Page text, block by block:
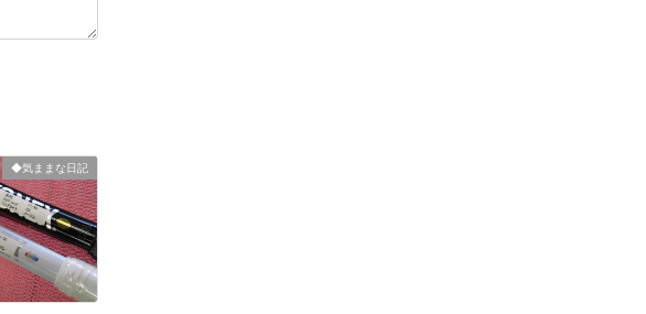
◆気ままな日記